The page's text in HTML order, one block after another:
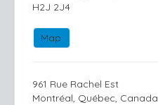
H2J 2J4
Map
961 Rue Rachel Est
Montréal, Québec, Canada